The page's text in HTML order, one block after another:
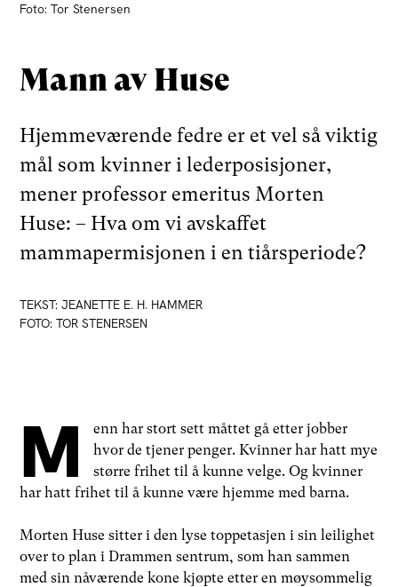
TEKST: JEANETTE E. H. HAMMER
FOTO: TOR STENERSEN
Mann av Huse
Hjemmeværende fedre er et vel så viktig
mål som kvinner i lederposisjoner,
mener professor emeritus Morten
Huse: – Hva om vi avskaffet
mammapermisjonen i en tiårsperiode?
Foto: Tor Stenersen
M
enn har stort sett måttet gå etter jobber
hvor de tjener penger. Kvinner har hatt mye
større frihet til å kunne velge. Og kvinner
har hatt frihet til å kunne være hjemme med barna.
Morten Huse sitter i den lyse toppetasjen i sin leilighet
over to plan i Drammen sentrum, som han sammen
med sin nåværende kone kjøpte etter en møysommelig